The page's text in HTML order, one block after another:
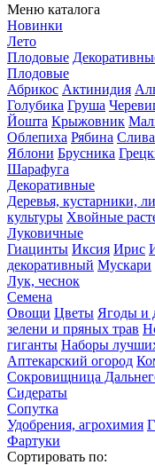
Меню каталога
Новинки
Лето
Плодовые
Плодовые
Абрикос Актинидия
Голубика Груша
Йошта Крыжовник
Облепиха Рябина Слива
Яблони Брусника
Шарафуга
Декоративные
Деревья, кустарники,
культуры Хвойные
Луковичные
Гиацинты Иксия Ирис
декоративный Мускари
Лук, чеснок
Семена
Овощи Цветы Ягоды и
зелени и пряных трав
гиганты Наборы
Аптекарский огород
Сокровищница
Сидераты
Сопутка
Удобрения, агрохимия
Фартуки
Сортировать по: